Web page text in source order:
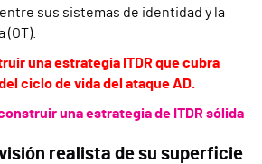
sus sistemas de identidad y la
una estrategia ITDR que cubra
ciclo de vida del ataque AD.
una estrategia de ITDR sólida
realista de su superficie